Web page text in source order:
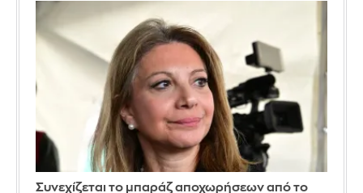
Συνεχίζεται το μπαράζ αποχωρήσεων από το